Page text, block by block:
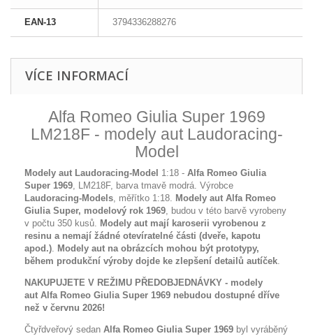
EAN-13 3794336288276
VÍCE INFORMACÍ
Alfa Romeo Giulia Super 1969
LM218F - modely aut Laudoracing-
Model
Modely aut Laudoracing-Model 1:18 - Alfa Romeo Giulia
Super 1969, LM218F, barva tmavě modrá. Výrobce
Laudoracing-Models, měřítko 1:18. Modely aut Alfa Romeo
Giulia Super, modelový rok 1969, budou v této barvě vyrobeny
v počtu 350 kusů. Modely aut mají karoserii vyrobenou z
resinu a nemají žádné otevíratelné části (dveře, kapotu
apod.). Modely aut na obrázcích mohou být prototypy,
během produkční výroby dojde ke zlepšení detailů autíček.
NAKUPUJETE V REŽIMU PŘEDOBJEDNÁVKY - modely
aut Alfa Romeo Giulia Super 1969 nebudou dostupné dříve
než v červnu 2026!
Čtyřdveřový sedan Alfa Romeo Giulia Super 1969 byl vyráběný